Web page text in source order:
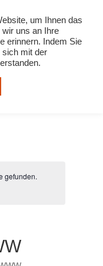
gefunden.
um Ihnen das
uns an Ihre
erinnern. Indem Sie
sich mit der